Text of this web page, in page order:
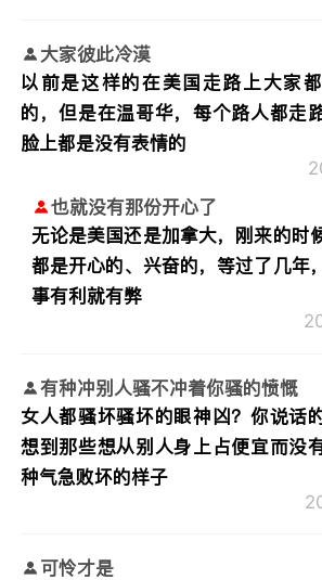
大家彼此冷漠
以前是这样的在美国走路上大家
的，但是在温哥华，每个路人都走
脸上都是没有表情的
也就没有那份开心了
无论是美国还是加拿大，刚来的时
都是开心的、兴奋的，等过了几年
事有利就有弊
有种冲别人骚不冲着你骚的愤慨
女人都骚坏骚坏的眼神凶？你说话
想到那些想从别人身上占便宜而没
种气急败坏的样子
可怜才是